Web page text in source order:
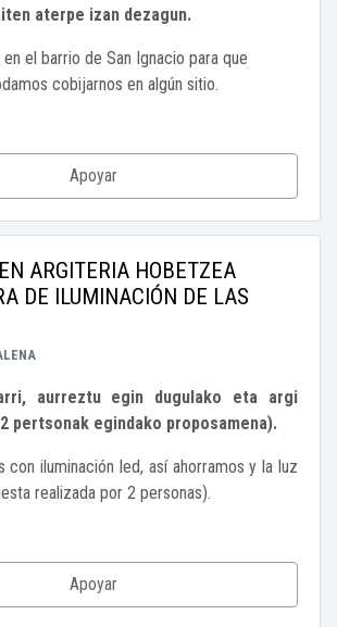
aterpe izan dezagun.
el barrio de San Ignacio para que
cobijarnos en algún sitio.
Apoyar
ARGITERIA HOBETZEA
DE ILUMINACIÓN DE LAS
aurreztu egin dugulako eta argi
pertsonak egindako proposamena).
con iluminación led, así ahorramos y la luz
realizada por 2 personas).
Apoyar